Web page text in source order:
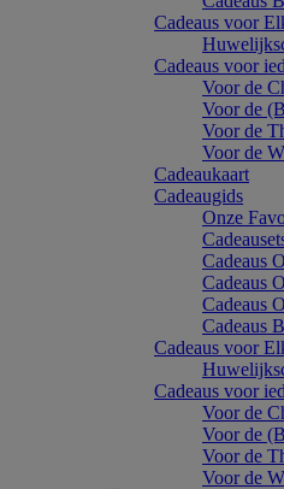
Cadeaus voor
Cadeaus voor
Voor de
Voor de
Voor de
Voor de
Cadeaukaart
Cadeaugids
Onze
Cadeaus
Cadeaus
Cadeaus
Cadeaus
Cadeaus voor
Cadeaus voor
Voor de
Voor de
Voor de
Voor de